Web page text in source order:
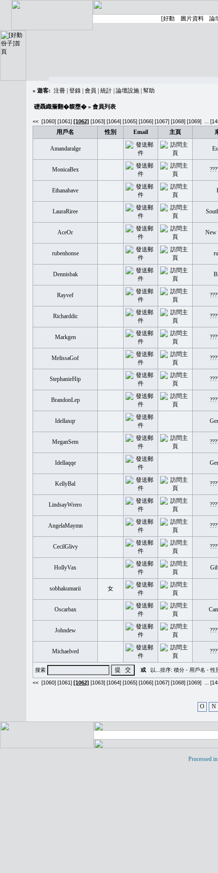
» 遊客: 注冊 登錄 會員 統計 論壇設施 幫助
礎聶織簷翻�䪖壅� » 會員列表
<< [1060] [1061] [1062] [1063] [1064] [1065] [1066] [1067] [1068] [1069]
用戶名 性別 Email 主頁
Amandaralge
MonicaBex
Ethanabave
LauraRiree
AceOr New
rubenhonse
Dennisbak
Rayvef
Richarddic
Markgen
MelissaGof
StephanieHip
BrandonLep
Idellaxqr
MeganSem
Idellaqqe
KellyBal
LindsayWrero
AngelaMaymn
CecilGlivy
HollyVax
sobhakumarii 女
Oscarbax
Johndew
Michaelved
搜索 或 以...排序: 積分 - 用戶名 -性
<< [1060] [1061] [1062] [1063] [1064] [1065] [1066] [1067] [1068] [1069]
O N
Processed